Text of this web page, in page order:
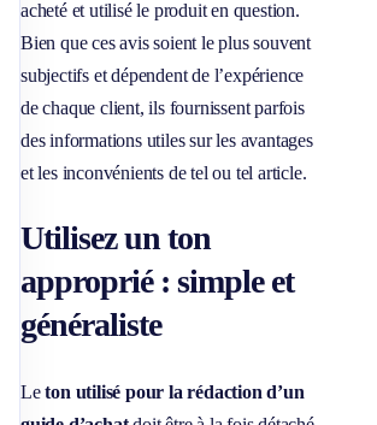
acheté et utilisé le produit en question.
Bien que ces avis soient le plus souvent
subjectifs et dépendent de l’expérience
de chaque client, ils fournissent parfois
des informations utiles sur les avantages
et les inconvénients de tel ou tel article.
Utilisez un ton
approprié : simple et
généraliste
Leton utilisé pour la rédaction d’un